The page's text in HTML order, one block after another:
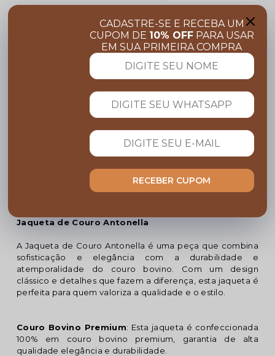
FRETE GRÁTIS
Acima de R$ 599,00
Garanta 10% OFF
Cupom BEMVINDO
PARCELE NO CARTÃO
Em até 10x sem juros
Descrição completa
Jaqueta de Couro Antonella
A Jaqueta de Couro Antonella é uma peça que combina
sofisticação e elegância com a durabilidade e
atemporalidade do couro bovino. Com um design
clássico e detalhes que fazem a diferença, esta jaqueta é
perfeita para quem valoriza a qualidade e o estilo.
Couro Bovino Premium: Esta jaqueta é confeccionada
100% em couro bovino premium, garantia de alta
qualidade elegância e durabilidade.
CADASTRE-SE E RECEBA UM
CUPOM DE 10% OFFPARA USAR
EM SUA PRIMEIRA COMPRA
RECEBER CUPOM